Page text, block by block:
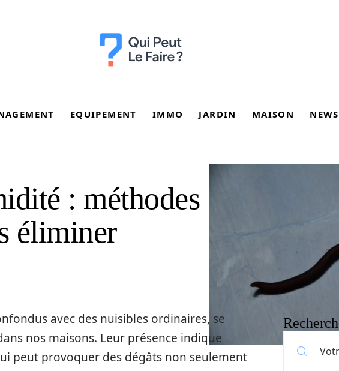
EQUIPEMENT IMMO JARDIN MAISON NEWS
: méthodes
éliminer
avec des nuisibles ordinaires, se
nos maisons. Leur présence indique
peut provoquer des dégâts non seulement